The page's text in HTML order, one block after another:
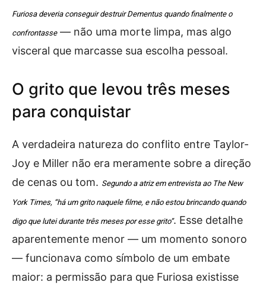
Furiosa deveria conseguir destruir Dementus quando finalmente o
confrontasse— não uma morte limpa, mas algo
visceral que marcasse sua escolha pessoal.
O grito que levou três meses
para conquistar
A verdadeira natureza do conflito entre Taylor-
Joy e Miller não era meramente sobre a direção
de cenas ou tom. Segundo a atriz em entrevista ao The New
York Times, “há um grito naquele filme, e não estou brincando quando
digo que lutei durante três meses por esse grito”. Esse detalhe
aparentemente menor — um momento sonoro
— funcionava como símbolo de um embate
maior: a permissão para que Furiosa existisse